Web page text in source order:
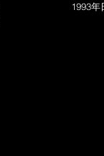
1993年日